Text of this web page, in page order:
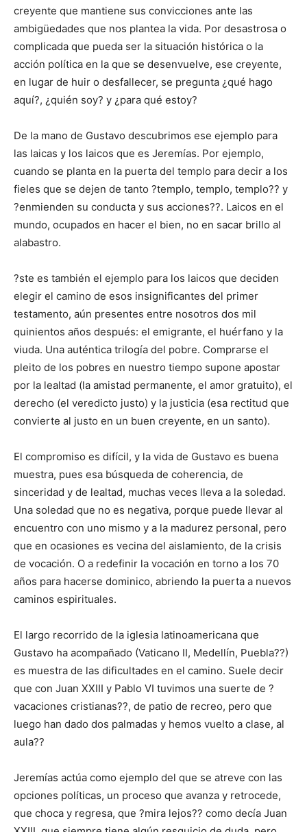
creyente que mantiene sus convicciones ante las
ambigüedades que nos plantea la vida. Por desastrosa o
complicada que pueda ser la situación histórica o la
acción política en la que se desenvuelve, ese creyente,
en lugar de huir o desfallecer, se pregunta ¿qué hago
aquí?, ¿quién soy? y ¿para qué estoy?
De la mano de Gustavo descubrimos ese ejemplo para
las laicas y los laicos que es Jeremías. Por ejemplo,
cuando se planta en la puerta del templo para decir a los
fieles que se dejen de tanto ?templo, templo, templo?? y
?enmienden su conducta y sus acciones??. Laicos en el
mundo, ocupados en hacer el bien, no en sacar brillo al
alabastro.
?ste es también el ejemplo para los laicos que deciden
elegir el camino de esos insignificantes del primer
testamento, aún presentes entre nosotros dos mil
quinientos años después: el emigrante, el huérfano y la
viuda. Una auténtica trilogía del pobre. Comprarse el
pleito de los pobres en nuestro tiempo supone apostar
por la lealtad (la amistad permanente, el amor gratuito), el
derecho (el veredicto justo) y la justicia (esa rectitud que
convierte al justo en un buen creyente, en un santo).
El compromiso es difícil, y la vida de Gustavo es buena
muestra, pues esa búsqueda de coherencia, de
sinceridad y de lealtad, muchas veces lleva a la soledad.
Una soledad que no es negativa, porque puede llevar al
encuentro con uno mismo y a la madurez personal, pero
que en ocasiones es vecina del aislamiento, de la crisis
de vocación. O a redefinir la vocación en torno a los 70
años para hacerse dominico, abriendo la puerta a nuevos
caminos espirituales.
El largo recorrido de la iglesia latinoamericana que
Gustavo ha acompañado (Vaticano II, Medellín, Puebla??)
es muestra de las dificultades en el camino. Suele decir
que con Juan XXIII y Pablo VI tuvimos una suerte de ?
vacaciones cristianas??, de patio de recreo, pero que
luego han dado dos palmadas y hemos vuelto a clase, al
aula??
Jeremías actúa como ejemplo del que se atreve con las
opciones políticas, un proceso que avanza y retrocede,
que choca y regresa, que ?mira lejos?? como decía Juan